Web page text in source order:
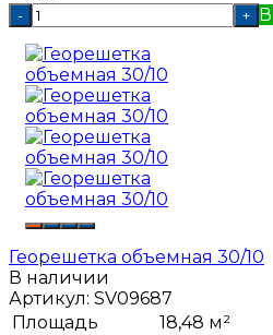
- +
Георешетка объемная 30/10
В наличии
Артикул: SV09687
Площадь
18,48 м²